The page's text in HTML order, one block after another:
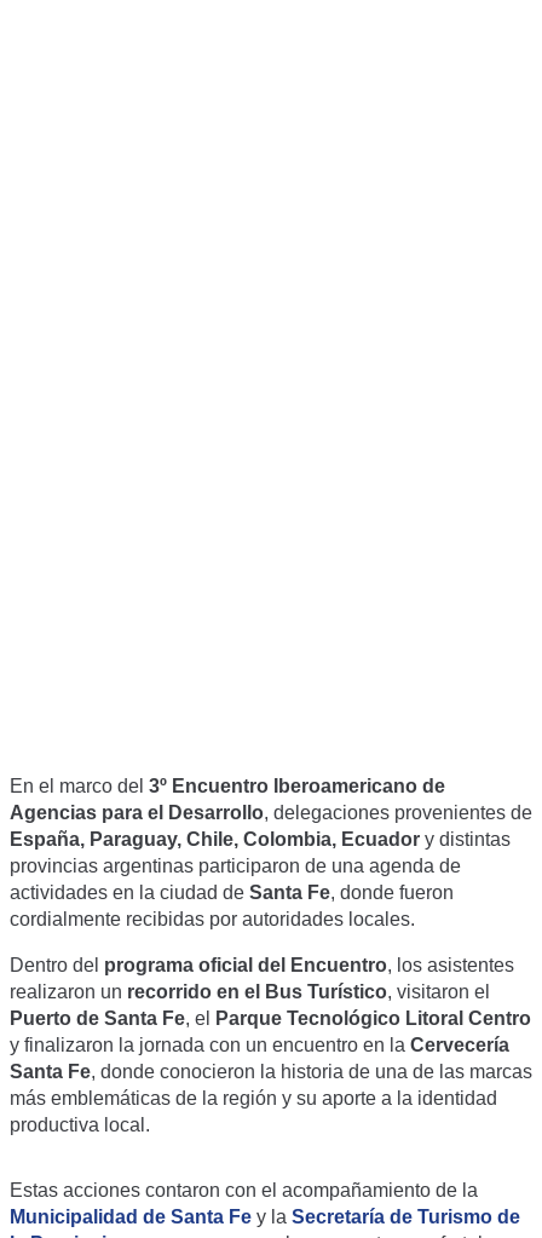
En el marco del 3º Encuentro Iberoamericano de
Agencias para el Desarrollo, delegaciones provenientes de
España, Paraguay, Chile, Colombia, Ecuador y distintas
provincias argentinas participaron de una agenda de
actividades en la ciudad de Santa Fe, donde fueron
cordialmente recibidas por autoridades locales.
Dentro del programa oficial del Encuentro, los asistentes
realizaron un recorrido en el Bus Turístico, visitaron el
Puerto de Santa Fe, el
Parque Tecnológico Litoral Centro
y finalizaron la jornada con un encuentro en la Cervecería
Santa Fe, donde conocieron la historia de una de las marcas
más emblemáticas de la región y su aporte a la identidad
productiva local.
Estas acciones contaron con el acompañamiento de la
Municipalidad de Santa Fe y la Secretaría de Turismo de